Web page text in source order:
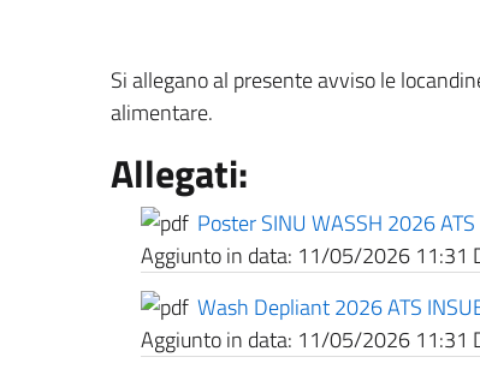
Si allegano al presente avviso le
alimentare.
Allegati:
Poster SINU WASSH 2026
Aggiunto in data: 11/05/2026 11:31
Wash Depliant 2026 ATS
Aggiunto in data: 11/05/2026 11:31